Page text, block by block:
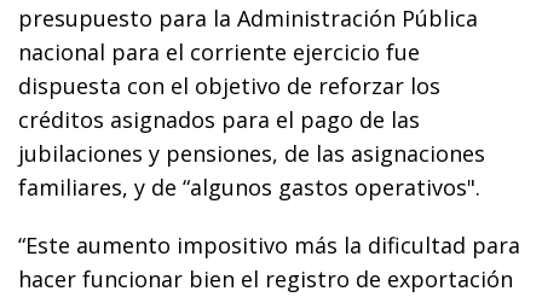
presupuesto para la Administración Pública
nacional para el corriente ejercicio fue
dispuesta con el objetivo de reforzar los
créditos asignados para el pago de las
jubilaciones y pensiones, de las asignaciones
familiares, y de “algunos gastos operativos".
“Este aumento impositivo más la dificultad para
hacer funcionar bien el registro de exportación